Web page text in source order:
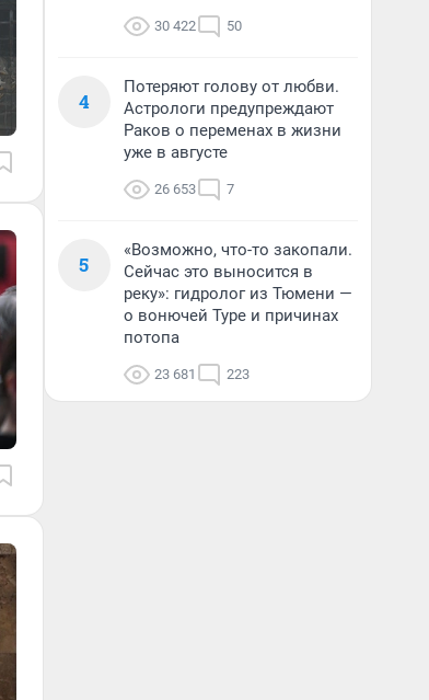
30 422 50
4
Потеряют голову от любви.
Астрологи предупреждают
Раков о переменах в жизни
уже в августе
26 653 7
5
«Возможно, что-то закопали.
Сейчас это выносится в
реку»: гидролог из Тюмени —
о вонючей Туре и причинах
потопа
23 681 223